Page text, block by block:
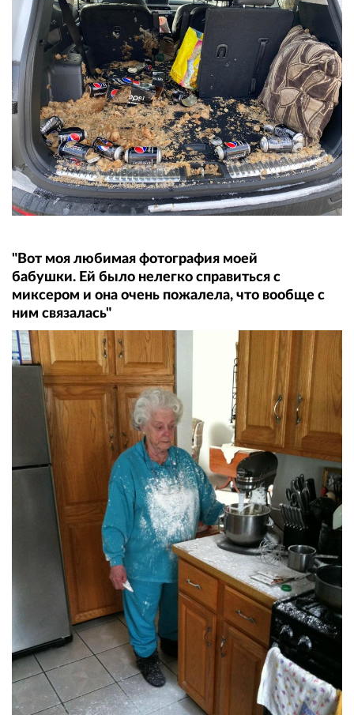
"Вот моя любимая фотография моей
бабушки. Ей было нелегко справиться с
миксером и она очень пожалела, что вообще с
ним связалась"